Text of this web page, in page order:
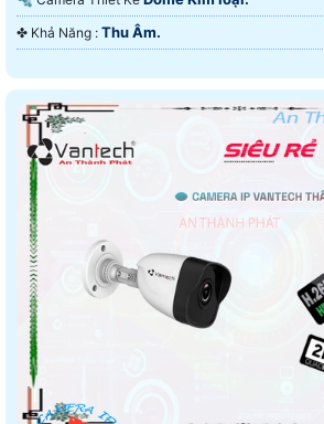
️✤ Khả Năng : Thu Âm.